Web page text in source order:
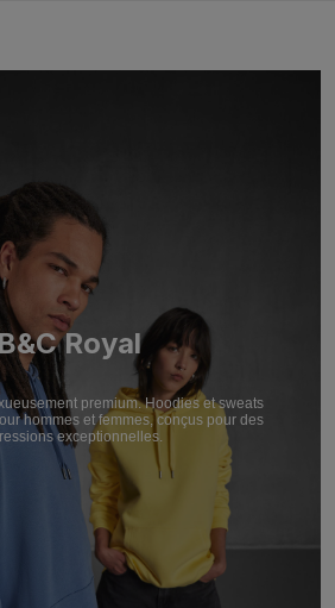
B&C Royal
premium. Hoodies et sweats
hommes et femmes, conçus pour des
exceptionnelles.